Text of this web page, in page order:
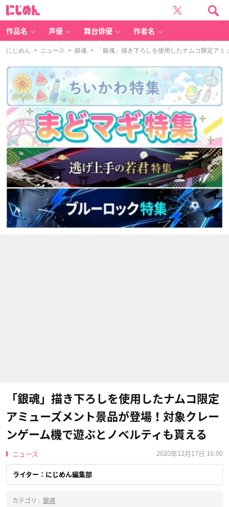
作品名 声優 舞台俳優 作者名
にじめん > ニュース > 銀魂 > 「銀魂」描き下ろしを使用したナムコ限定アミ
「銀魂」描き下ろしを使用したナムコ限定
アミューズメント景品が登場！対象クレー
ンゲーム機で遊ぶとノベルティも貰える
ニュース 2020年12月17日 16:00
ライター：にじめん編集部
カテゴリ : 銀魂